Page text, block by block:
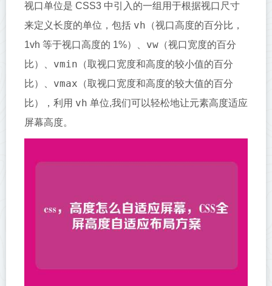
视口单位是 CSS3 中引入的一组用于根据视口尺寸
来定义长度的单位，包括 vh （视口高度的百分比，
1vh 等于视口高度的 1%）、 vw （视口宽度的百分
比）、 vmin （取视口宽度和高度的较小值的百分
比）、 vmax （取视口宽度和高度的较大值的百分
比），利用 vh 单位,我们可以轻松地让元素高度适应
屏幕高度。